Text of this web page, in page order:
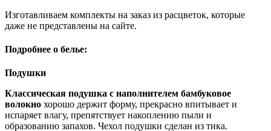
Изготавливаем комплекты на заказ из расцветок, которые
даже не представлены на сайте.
Подробнее о белье:
Подушки
Классическая подушка с наполнителем бамбуковое
волокно хорошо держит форму, прекрасно впитывает и
испаряет влагу, препятствует накоплению пыли и
образованию запахов. Чехол подушки сделан из тика.